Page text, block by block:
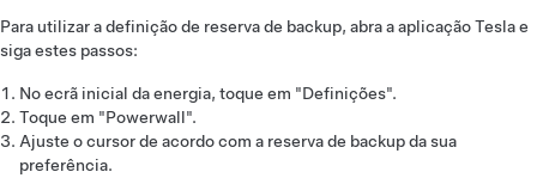
Para utilizar a definição de reserva de backup, abra a aplicação Tesla e
siga estes passos:
No ecrã inicial da energia, toque em "Definições".
Toque em "Powerwall".
Ajuste o cursor de acordo com a reserva de backup da sua
preferência.